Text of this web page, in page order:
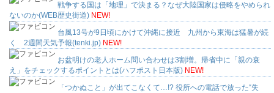
戦争する国は「地理」で決まる？なぜ大陸国家は侵略をやめられ
ないのか(WEB歴史街道) NEW!
台風13号が9日頃にかけて沖縄に接近 九州から東海は猛暑が続
く 2週間天気予報(tenki.jp) NEW!
お盆明けの老人ホーム問い合わせは3割増。帰省中に「親の衰
え」をチェックするポイントとは(ハフポスト日本版) NEW!
「つかぬこと」が出てこなくて…!? 役所への電話で放った“失